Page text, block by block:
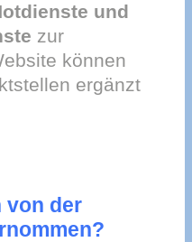
und
zur
können
ergänzt
von der